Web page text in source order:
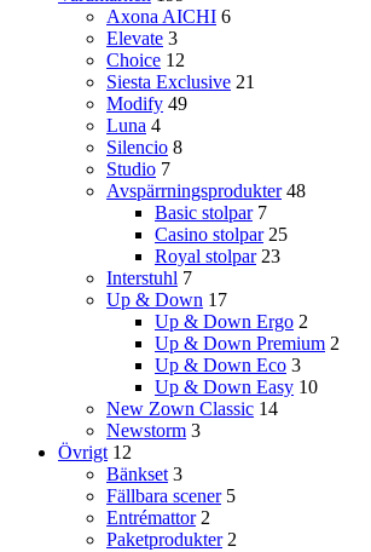
Axona AICHI 6
Elevate 3
Choice 12
Siesta Exclusive 21
Modify 49
Luna 4
Silencio 8
Studio 7
Avspärrningsprodukter 48
Basic stolpar 7
Casino stolpar 25
Royal stolpar 23
Interstuhl 7
Up & Down 17
Up & Down Ergo 2
Up & Down Premium 2
Up & Down Eco 3
Up & Down Easy 10
New Zown Classic 14
Newstorm 3
Övrigt 12
Bänkset 3
Fällbara scener 5
Entrémattor 2
Paketprodukter 2